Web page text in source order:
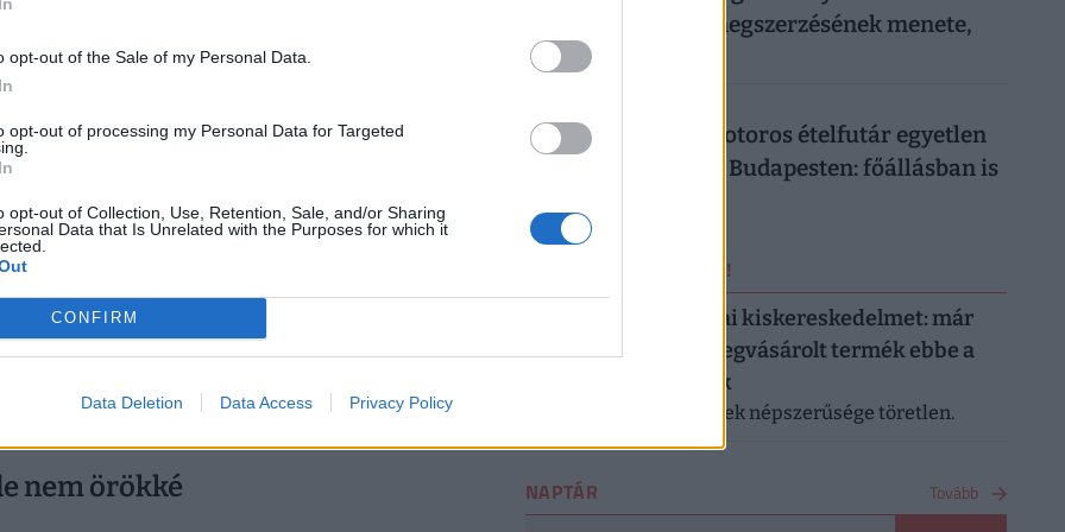
opt-out of the Sale of my Personal Data.
opt-out of processing my Personal Data for Targeted
opt-out of Collection, Use, Retention, Sale, and/or Sharing
Data that Is Unrelated with the Purposes for which it
CONFIRM
Data Deletion Data Access Privacy Policy
megyében hány betöltetlen körzet van,
település helyzete is egymástól. Azt
nem is jelent gondot a
máshol égető a szakemberhiány.
ennyibe kerül egy VIP-szülés
magánklinika, ahol 1 millió forint alatt érhető el a
nem örökké
Vezetői engedély megszerzésének menete,
ára
Ennyit keres egy motoros ételfutár egyetlen
hét alatt 2026-ban Budapesten: főállásban is
ERRŐL NE MARADJ LE!
Letarolták az európai kiskereskedelmet: már
minden második megvásárolt termék ebbe a
kategóriába tartozik
A saját márkás termékek népszerűsége töretlen.
NAPTÁR Tovább